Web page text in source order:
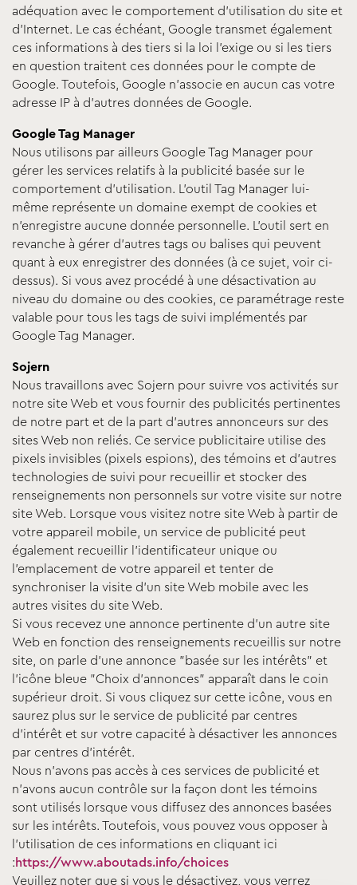
adéquation avec le comportement d’utilisation du site et
d’Internet. Le cas échéant, Google transmet également
ces informations à des tiers si la loi l’exige ou si les tiers
en question traitent ces données pour le compte de
Google. Toutefois, Google n’associe en aucun cas votre
adresse IP à d’autres données de Google.
Google Tag Manager
Nous utilisons par ailleurs Google Tag Manager pour
gérer les services relatifs à la publicité basée sur le
comportement d’utilisation. L’outil Tag Manager lui-
même représente un domaine exempt de cookies et
n’enregistre aucune donnée personnelle. L’outil sert en
revanche à gérer d’autres tags ou balises qui peuvent
quant à eux enregistrer des données (à ce sujet, voir ci-
dessus). Si vous avez procédé à une désactivation au
niveau du domaine ou des cookies, ce paramétrage reste
valable pour tous les tags de suivi implémentés par
Google Tag Manager.
Sojern
Nous travaillons avec Sojern pour suivre vos activités sur
notre site Web et vous fournir des publicités pertinentes
de notre part et de la part d'autres annonceurs sur des
sites Web non reliés. Ce service publicitaire utilise des
pixels invisibles (pixels espions), des témoins et d'autres
technologies de suivi pour recueillir et stocker des
renseignements non personnels sur votre visite sur notre
site Web. Lorsque vous visitez notre site Web à partir de
votre appareil mobile, un service de publicité peut
également recueillir l'identificateur unique ou
l'emplacement de votre appareil et tenter de
synchroniser la visite d'un site Web mobile avec les
autres visites du site Web.
Si vous recevez une annonce pertinente d'un autre site
Web en fonction des renseignements recueillis sur notre
site, on parle d'une annonce "basée sur les intérêts" et
l'icône bleue "Choix d'annonces" apparaît dans le coin
supérieur droit. Si vous cliquez sur cette icône, vous en
saurez plus sur le service de publicité par centres
d'intérêt et sur votre capacité à désactiver les annonces
par centres d'intérêt.
Nous n'avons pas accès à ces services de publicité et
n'avons aucun contrôle sur la façon dont les témoins
sont utilisés lorsque vous diffusez des annonces basées
sur les intérêts. Toutefois, vous pouvez vous opposer à
l'utilisation de ces informations en cliquant ici
: https://www.aboutads.info/choices
Veuillez noter que si vous le désactivez, vous verrez